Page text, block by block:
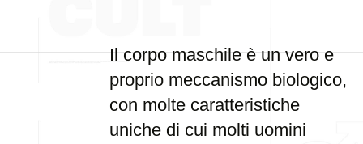
Il corpo maschile è un vero e
proprio meccanismo biologico,
con molte caratteristiche
uniche di cui molti uomini